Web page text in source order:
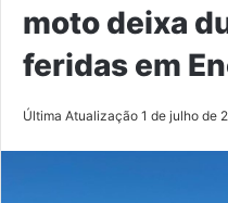
moto deixa
feridas em
Última Atualização 1 de julho de